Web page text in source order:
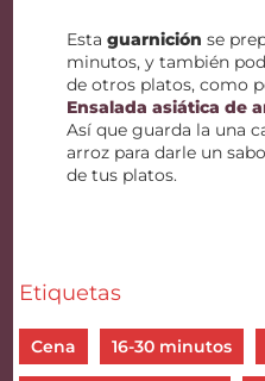
Estaguarnición se
minutos, y también
de otros platos, como
Ensalada asiática de
Así que guarda la una
arroz para darle un
de tus platos.
Etiquetas
Cena 16-30 minutos